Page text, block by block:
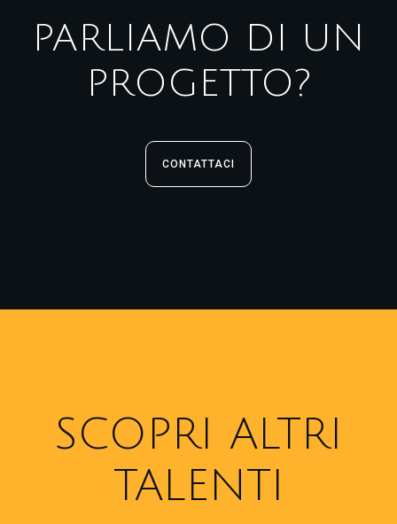
PARLIAMO DI UN
PROGETTO?
CONTATTACI
SCOPRI ALTRI
TALENTI